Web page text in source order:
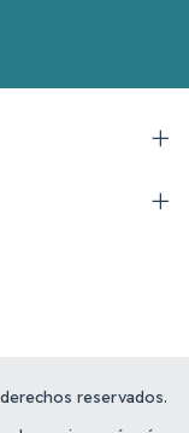
reservados.